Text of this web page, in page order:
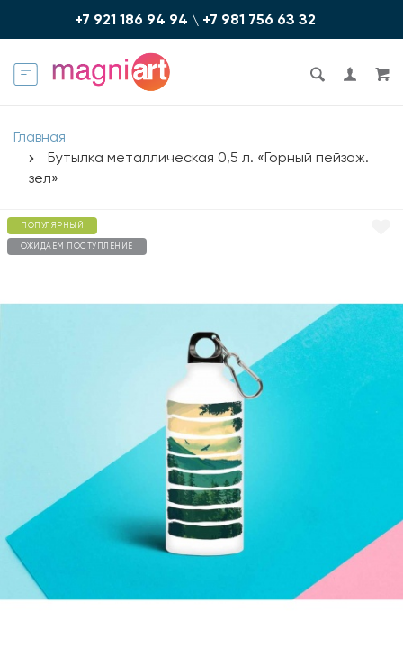
+7 921 186 94 94 \ +7 981 756 6З З2
Главная
Бутылка металлическая 0,5 л. «Горный пейзаж.
зел»
ПОПУЛЯРНЫЙ
ОЖИДАЕМ ПОСТУПЛЕНИЕ